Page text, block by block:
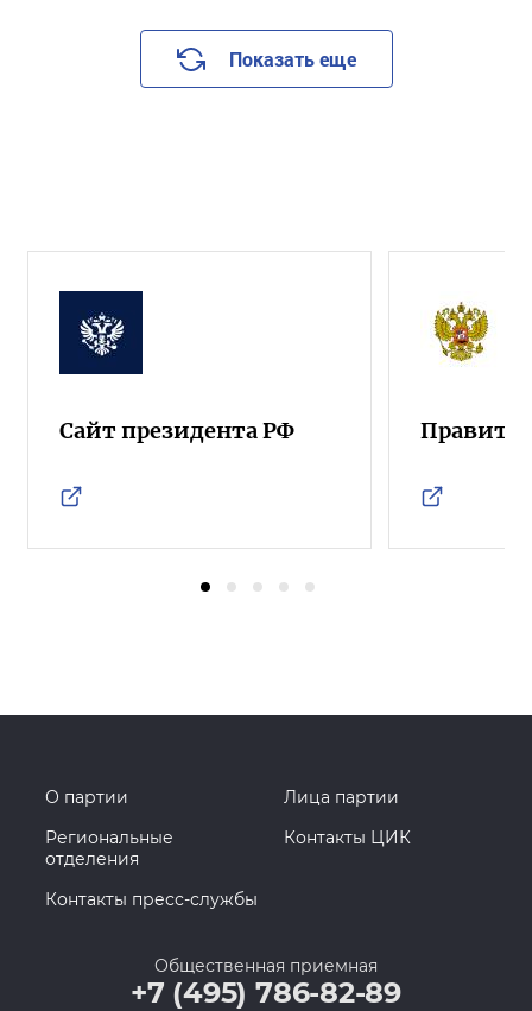
Показать еще
Сайт президента РФ
О партии
Лица партии
Региональные
отделения
Контакты ЦИК
Контакты пресс-службы
Общественная приемная
+7 (495) 786-82-89